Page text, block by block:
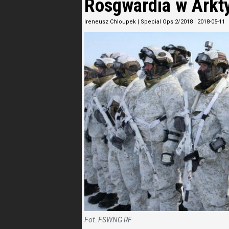
Rosgwardia w
Ireneusz Chloupek | Special Ops 2/2018 | 2018-05-11
Fot. FSWNG RF